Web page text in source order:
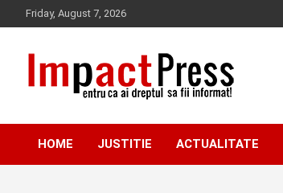
to
Friday, August 7, 2026
IMPACTPRESS
HOME JUSTITIE ACTUALITATE